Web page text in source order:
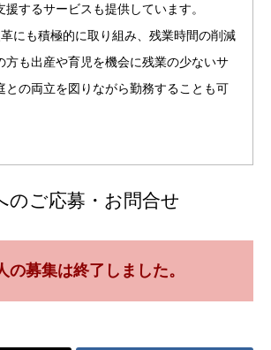
するサービスも提供しています。
にも積極的に取り組み、残業時間の削減
方も出産や育児を機会に残業の少ないサ
との両立を図りながら勤務することも可
のご応募・お問合せ
の募集は終了しました。